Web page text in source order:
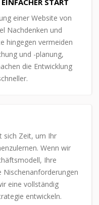
einer Website von
Nachdenken und
hingegen vermeiden
und -planung,
die Entwicklung
sich Zeit, um Ihr
Wenn wir
Ihre
Nischenanforderungen
eine vollständig
entwickeln.